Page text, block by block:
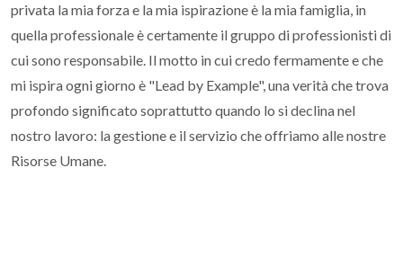
privata la mia forza e la mia ispirazione è la mia famiglia, in
quella professionale è certamente il gruppo di professionisti di
cui sono responsabile. Il motto in cui credo fermamente e che
mi ispira ogni giorno è "Lead by Example", una verità che trova
profondo significato soprattutto quando lo si declina nel
nostro lavoro: la gestione e il servizio che offriamo alle nostre
Risorse Umane.